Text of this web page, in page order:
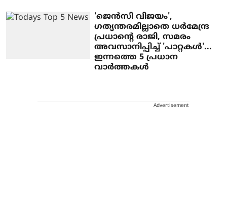
'ജെൻസി വിജയം', ​
ഗത്യന്തരമില്ലാതെ ധർമേന്ദ്ര
പ്രധാന്റെ രാജി, സമരം
അവസാനിപ്പിച്ച് 'പാറ്റകൾ'...
ഇന്നത്തെ 5 പ്രധാന
വാർത്തകൾ
Advertisement